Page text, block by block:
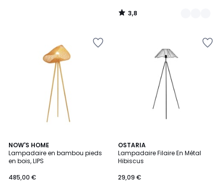
3,8
/
NOW'S HOME
Lampadaire en bambou pieds
en bois, LIPS
485,00 €
OSTARIA
Lampadaire Filaire En Métal
Hibiscus
29,09 €